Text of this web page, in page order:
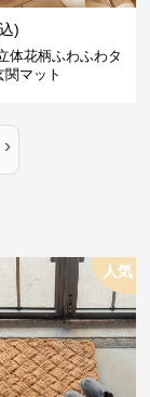
)
体花柄ふわふわタ
関マット
›
人気